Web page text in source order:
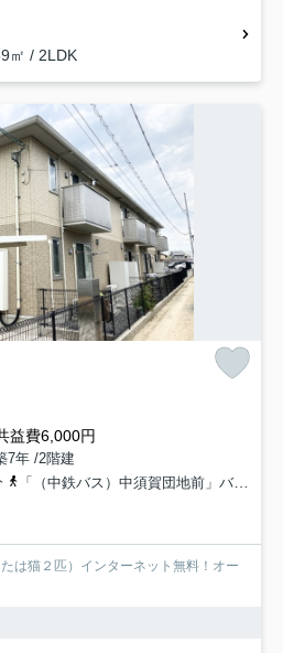
㎡ / 2LDK
益費6,000円
7年 /2階建
「（中鉄バス）中須賀団地前」バス停下車 徒歩3分
は猫２匹）インターネット無料！オー